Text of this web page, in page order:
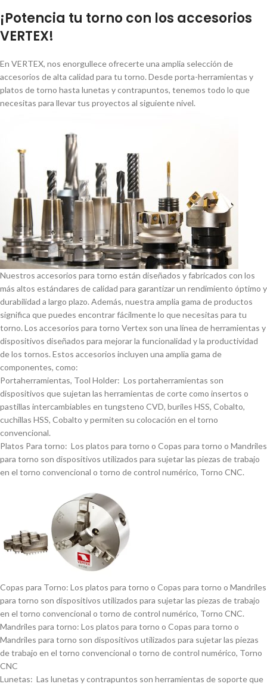
¡Potencia tu torno con los accesorios
VERTEX!
En VERTEX, nos enorgullece ofrecerte una amplia selección de
accesorios de alta calidad para tu torno. Desde porta-herramientas y
platos de torno hasta lunetas y contrapuntos, tenemos todo lo que
necesitas para llevar tus proyectos al siguiente nivel.
Nuestros accesorios para torno están diseñados y fabricados con los
más altos estándares de calidad para garantizar un rendimiento óptimo y
durabilidad a largo plazo. Además, nuestra amplia gama de productos
significa que puedes encontrar fácilmente lo que necesitas para tu
torno. Los accesorios para torno Vertex son una lí­nea de herramientas y
dispositivos diseñados para mejorar la funcionalidad y la productividad
de los tornos. Estos accesorios incluyen una amplia gama de
componentes, como:
Portaherramientas, Tool Holder: Los portaherramientas son
dispositivos que sujetan las herramientas de corte como insertos o
pastillas intercambiables en tungsteno CVD, buriles HSS, Cobalto,
cuchillas HSS, Cobalto y permiten su colocación en el torno
convencional.
Platos Para torno: Los platos para torno o Copas para torno o Mandriles
para torno son dispositivos utilizados para sujetar las piezas de trabajo
en el torno convencional o torno de control numérico, Torno CNC.
Copas para Torno: Los platos para torno o Copas para torno o Mandriles
para torno son dispositivos utilizados para sujetar las piezas de trabajo
en el torno convencional o torno de control numérico, Torno CNC.
Mandriles para torno: Los platos para torno o Copas para torno o
Mandriles para torno son dispositivos utilizados para sujetar las piezas
de trabajo en el torno convencional o torno de control numérico, Torno
CNC
Lunetas: Las lunetas y contrapuntos son herramientas de soporte que